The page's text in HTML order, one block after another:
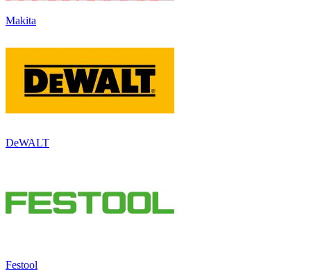
Makita
DeWALT
Festool